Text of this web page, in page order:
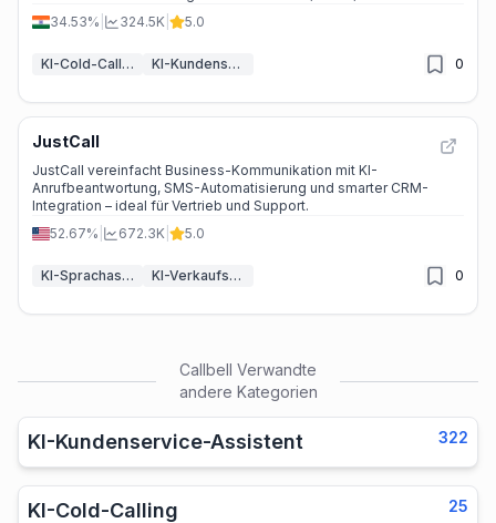
34.53%
324.5K 5.0
KI-Cold-Calling KI-Kundenservice-Assistent 0
JustCall
JustCall vereinfacht Business-Kommunikation mit KI-
Anrufbeantwortung, SMS-Automatisierung und smarter CRM-
Integration – ideal für Vertrieb und Support.
52.67%
672.3K 5.0
KI-Sprachassistenten KI-Verkaufsassistent 0
Callbell Verwandte
andere Kategorien
KI-Kundenservice-Assistent 322
KI-Cold-Calling 25